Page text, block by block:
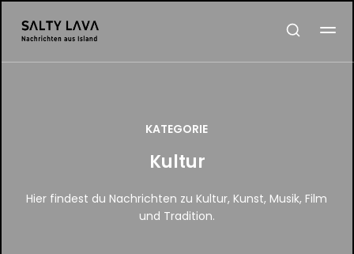
KATEGORIE
Kultur
Hier findest du Nachrichten zu Kultur, Kunst, Musik, Film
und Tradition.